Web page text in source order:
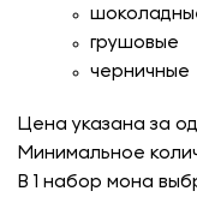
грушовые
черничные
Цена указана за
Минимальное
В 1 набор мона